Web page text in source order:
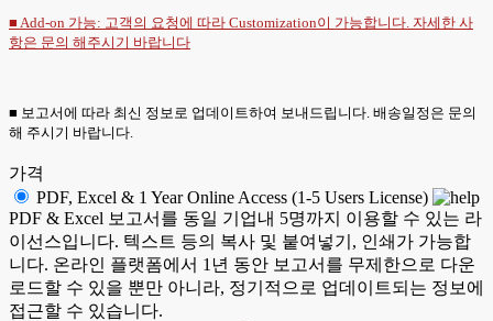
■ Add-on 가능: 고객의 요청에 따라 Customization이 가능합니다. 자세한 사
항은 문의 해주시기 바랍니다
■ 보고서에 따라 최신 정보로 업데이트하여 보내드립니다. 배송일정은 문의
해 주시기 바랍니다.
가격
PDF, Excel & 1 Year Online Access (1-5 Users License)
PDF & Excel 보고서를 동일 기업내 5명까지 이용할 수 있는 라
이선스입니다. 텍스트 등의 복사 및 붙여넣기, 인쇄가 가능합
니다. 온라인 플랫폼에서 1년 동안 보고서를 무제한으로 다운
로드할 수 있을 뿐만 아니라, 정기적으로 업데이트되는 정보에
접근할 수 있습니다.